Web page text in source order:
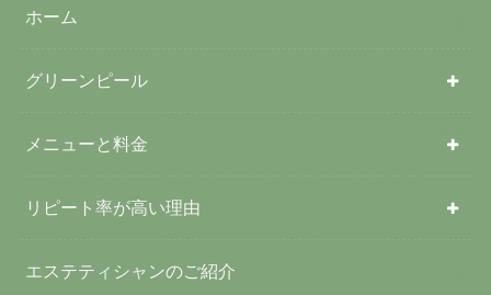
ホーム
グリーンピール
メニューと料金
リピート率が高い理由
エステティシャンのご紹介